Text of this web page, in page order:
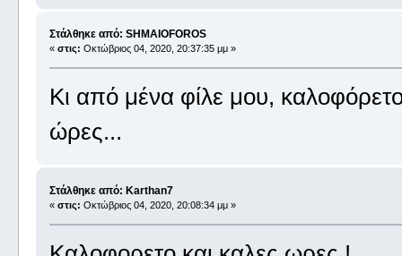
Στάλθηκε από: SHMAIOFOROS
« στις: Οκτώβριος 04, 2020, 20:37:35 μμ »
Κι από μένα φίλε μου,
ώρες...
Στάλθηκε από: Karthan7
« στις: Οκτώβριος 04, 2020, 20:08:34 μμ »